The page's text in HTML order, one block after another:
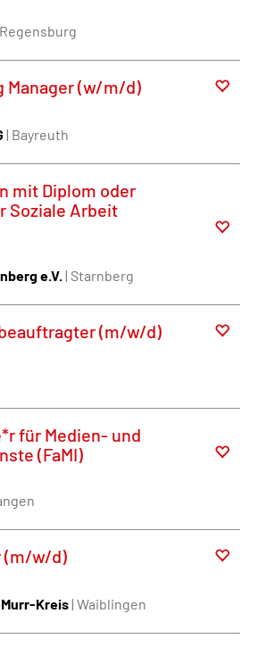
Manager (w/m/d)
| Bayreuth
mit Diplom oder
Soziale Arbeit
e.V.| Starnberg
(m/w/d)
für Medien- und
(FaMI)
(m/w/d)
Kreis| Waiblingen